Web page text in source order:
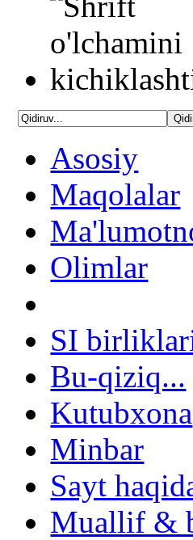
Asosiy
Maqolalar
Olimlar
SI
Bu-qiziq...
Kutubxona
Minbar
Sayt
Muallif &